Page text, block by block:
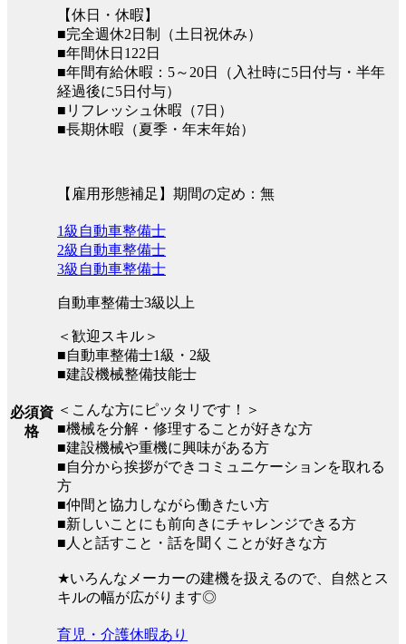
【休日・休暇】
■完全週休2日制（土日祝休み）
■年間休日122日
■年間有給休暇：5～20日（入社時に5日付与・半年
経過後に5日付与）
■リフレッシュ休暇（7日）
■長期休暇（夏季・年末年始）
【雇用形態補足】期間の定め：無
必須資
格
1級自動車整備士
2級自動車整備士
3級自動車整備士
自動車整備士3級以上
＜歓迎スキル＞
■自動車整備士1級・2級
■建設機械整備技能士
＜こんな方にピッタリです！＞
■機械を分解・修理することが好きな方
■建設機械や重機に興味がある方
■自分から挨拶ができコミュニケーションを取れる
方
■仲間と協力しながら働きたい方
■新しいことにも前向きにチャレンジできる方
■人と話すこと・話を聞くことが好きな方
★いろんなメーカーの建機を扱えるので、自然とス
キルの幅が広がります◎
育児・介護休暇あり